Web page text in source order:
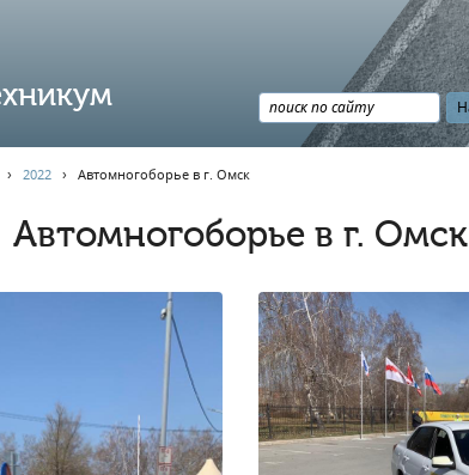
› 2022› Автомногоборье в г. Омск
Автомногоборье в г. Омск